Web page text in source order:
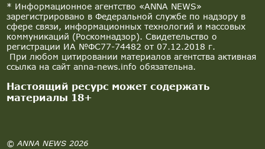
* Информационное агентство «ANNA NEWS»
зарегистрировано в Федеральной службе по надзору в
сфере связи, информационных технологий и массовых
коммуникаций (Роскомнадзор). Свидетельство о
регистрации ИА №ФС77-74482 от 07.12.2018 г.
При любом цитировании материалов агентства активная
ссылка на сайт anna-news.info обязательна.
Настоящий ресурс может содержать
материалы 18+
© ANNA NEWS 2026